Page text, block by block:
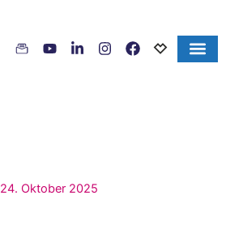
24. Oktober 2025